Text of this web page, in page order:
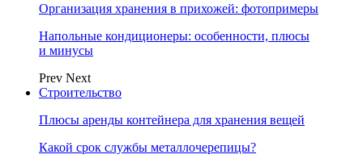
Организация хранения в прихожей: фотопримеры
Напольные кондиционеры: особенности, плюсы
и минусы
Prev Next
Строительство
Плюсы аренды контейнера для хранения вещей
Какой срок службы металлочерепицы?